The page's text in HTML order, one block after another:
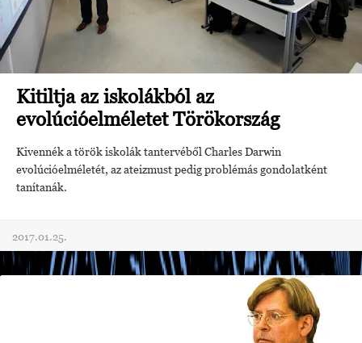
Kitiltja az iskolákból az
evolúcióelméletet Törökország
Kivennék a török iskolák tantervéből Charles Darwin
evolúcióelméletét, az ateizmust pedig problémás gondolatként
tanítanák.
2017.01.25.